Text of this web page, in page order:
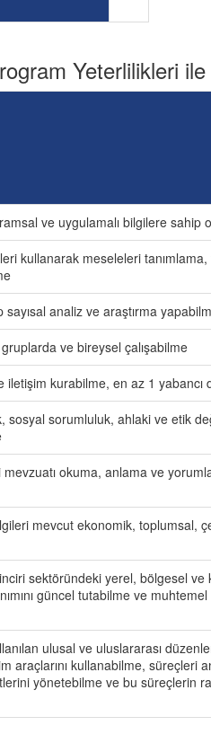
Yeterlilikleri
ve uygulamalı bilgilere
kullanarak meseleleri
sayısal analiz ve araştırma
ve bireysel çalışabilme
iletişim kurabilme, en az 1
sosyal sorumluluk, ahlaki ve etik
okuma, anlama ve
mevcut ekonomik, toplumsal,
sektöründeki yerel, bölgesel
güncel tutabilme ve
ulusal ve uluslararası
araçlarını kullanabilme, süreçleri
yönetebilme ve bu süreçlerin